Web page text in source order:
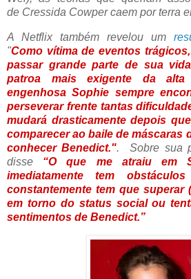
de Cressida Cowper caem por terra
A Netflix também revelou um
"Como vítima de eventos
passar grande parte de sua
patroa mais exigente da alta
engenhosa Sophie sempre
perseverar frente tantas
mudará drasticamente depois
comparecer ao baile de máscaras
conhecer Benedict.". Sobre sua
disse “O que me atraiu em
imediatamente tem
constantemente tem que superar
em torno do status social ou
sentimentos de Benedict.”